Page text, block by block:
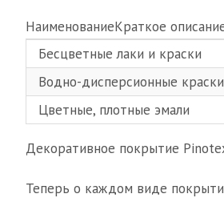
НаименованиеКраткое
Бесцветные лаки и краски
Водно-дисперсионные краски
Цветные, плотные эмали
Декоративное покрытие
Теперь о каждом виде